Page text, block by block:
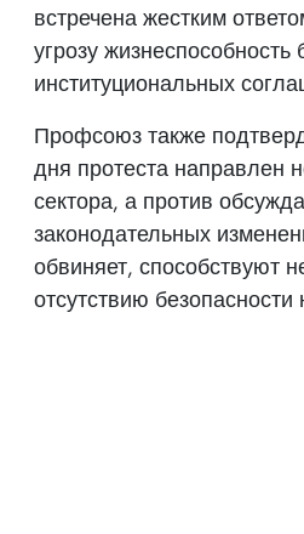
встречена жестким
угрозу жизнеспособность
институциональных
Профсоюз также
дня протеста направлен
сектора, а против
законодательных
обвиняет, способствуют
отсутствию